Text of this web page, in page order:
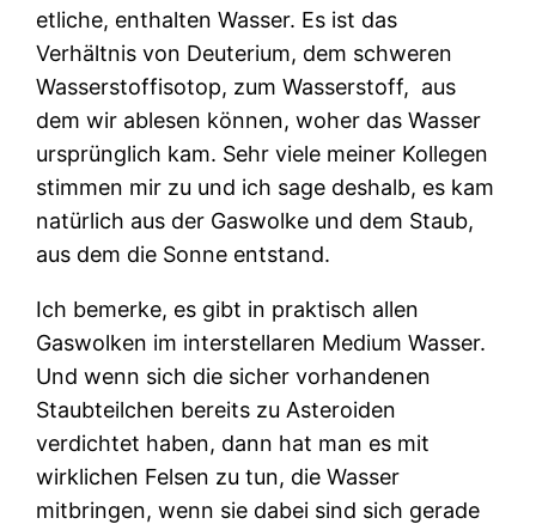
etliche, enthalten Wasser. Es ist das
Verhältnis von Deuterium, dem schweren
Wasserstoffisotop, zum Wasserstoff, aus
dem wir ablesen können, woher das Wasser
ursprünglich kam. Sehr viele meiner Kollegen
stimmen mir zu und ich sage deshalb, es kam
natürlich aus der Gaswolke und dem Staub,
aus dem die Sonne entstand.
Ich bemerke, es gibt in praktisch allen
Gaswolken im interstellaren Medium Wasser.
Und wenn sich die sicher vorhandenen
Staubteilchen bereits zu Asteroiden
verdichtet haben, dann hat man es mit
wirklichen Felsen zu tun, die Wasser
mitbringen, wenn sie dabei sind sich gerade